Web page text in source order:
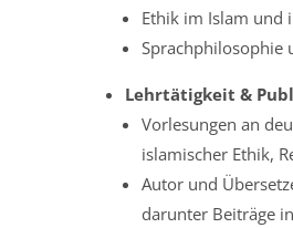
Ethik im Islam und
Sprachphilosophie
Lehrtätigkeit &
Vorlesungen an
islamischer Ethik,
Autor und
darunter Beiträge